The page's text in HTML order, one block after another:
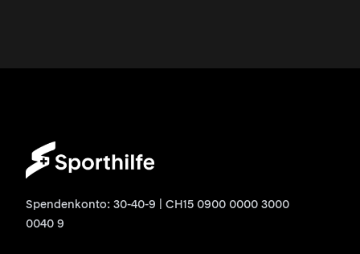
Spendenkonto: 30-40-9 | CH15 0900 0000 3000
0040 9